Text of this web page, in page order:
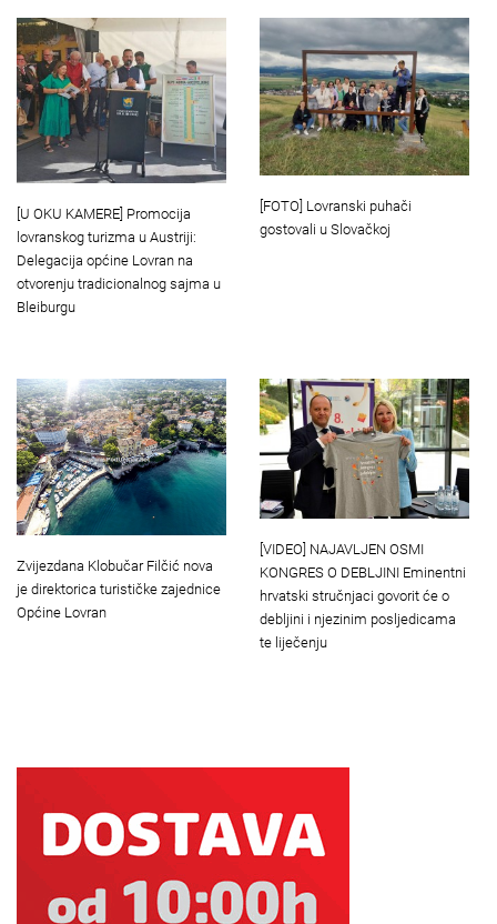
[U OKU KAMERE] Promocija
lovranskog turizma u Austriji:
Delegacija općine Lovran na
otvorenju tradicionalnog sajma u
Bleiburgu
[FOTO] Lovranski puhači
gostovali u Slovačkoj
Zvijezdana Klobučar Filčić nova
je direktorica turističke zajednice
Općine Lovran
[VIDEO] NAJAVLJEN OSMI
KONGRES O DEBLJINI Eminentni
hrvatski stručnjaci govorit će o
debljini i njezinim posljedicama
te liječenju